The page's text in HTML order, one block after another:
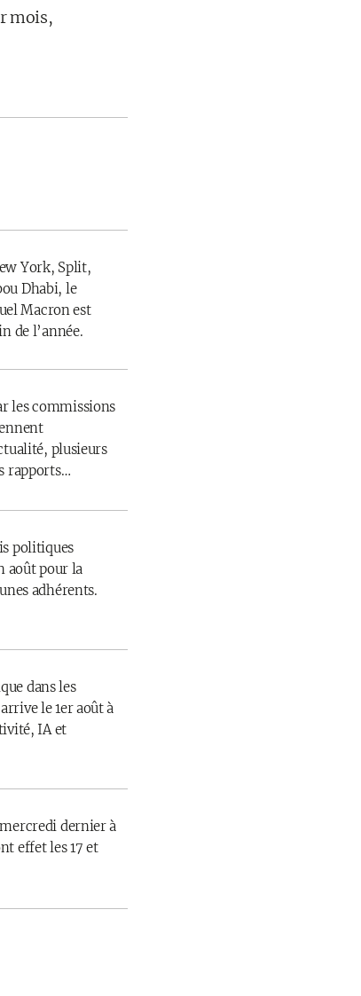
mois,
York, Split,
Dhabi, le
Macron est
de l’année.
les commissions
plusieurs
rapports…
politiques
août pour la
adhérents.
dans les
le 1er août à
IA et
dernier à
effet les 17 et